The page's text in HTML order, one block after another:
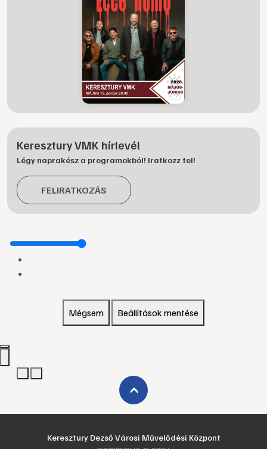
Keresztury VMK hírlevél
Légy naprakész a programokból! Iratkozz fel!
FELIRATKOZÁS
Mégsem Beállítások mentése
›
Keresztury Dezső Városi Művelődési Központ